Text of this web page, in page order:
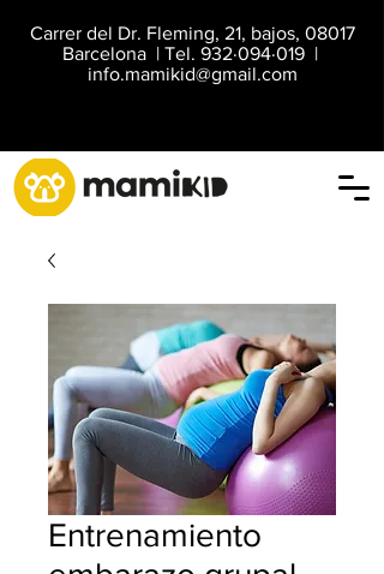
Carrer del Dr. Fleming, 21, bajos, 08017
Barcelona | Tel. 932·094·019 |
info.mamikid@gmail.com
Entrenamiento